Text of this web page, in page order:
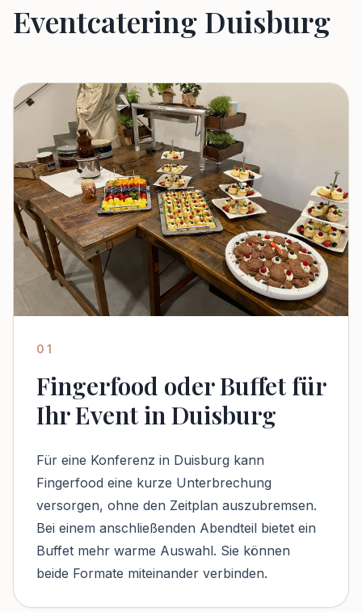
Eventcatering Duisburg
01
Fingerfood oder Buffet für
Ihr Event in Duisburg
Für eine Konferenz in Duisburg kann
Fingerfood eine kurze Unterbrechung
versorgen, ohne den Zeitplan auszubremsen.
Bei einem anschließenden Abendteil bietet ein
Buffet mehr warme Auswahl. Sie können
beide Formate miteinander verbinden.